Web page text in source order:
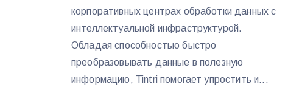
корпоративных центрах обработки данных с
интеллектуальной инфраструктурой.
Обладая способностью быстро
преобразовывать данные в полезную
информацию, Tintri помогает упростить и...